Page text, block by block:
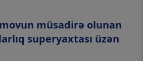
müsadirə olunan
superyaxtası üzən